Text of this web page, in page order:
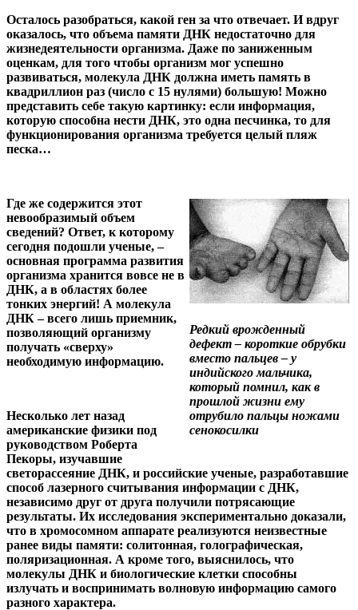
Осталось разобраться, какой ген за что отвечает. И вдруг
оказалось, что объема памяти ДНК недостаточно для
жизнедеятельности организма. Даже по заниженным
оценкам, для того чтобы организм мог успешно
развиваться, молекула ДНК должна иметь память в
квадриллион раз (число с 15 нулями) большую! Можно
представить себе такую картинку: если информация,
которую способна нести ДНК, это одна песчинка, то для
функционирования организма требуется целый пляж
песка…
Редкий врожденный
дефект – короткие обрубки
вместо пальцев – у
индийского мальчика,
который помнил, как в
прошлой жизни ему
отрубило пальцы ножами
сенокосилки
Где же содержится этот
невообразимый объем
сведений? Ответ, к которому
сегодня подошли ученые, –
основная программа развития
организма хранится вовсе не в
ДНК, а в областях более
тонких энергий! А молекула
ДНК – всего лишь приемник,
позволяющий организму
получать «сверху»
необходимую информацию.
Несколько лет назад
американские физики под
руководством Роберта
Пекоры, изучавшие
светорассеяние ДНК, и российские ученые, разработавшие
способ лазерного считывания информации с ДНК,
независимо друг от друга получили потрясающие
результаты. Их исследования экспериментально доказали,
что в хромосомном аппарате реализуются неизвестные
ранее виды памяти: солитонная, голографическая,
поляризационная. А кроме того, выяснилось, что
молекулы ДНК и биологические клетки способны
излучать и воспринимать волновую информацию самого
разного характера.